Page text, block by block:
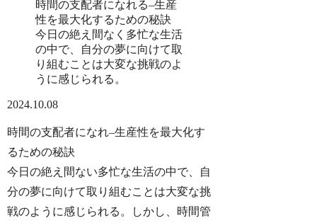
時間の支配者になれる–生産
性を最大化するための秘訣
今日の絶え間なく多忙な生活
の中で、自分の夢に向けて取
り組むことは大変な挑戦のよ
うに感じられる。
2024.10.08
時間の支配者になれ–生産性を最大化す
るための秘訣
今日の絶え間ない多忙な生活の中で、自
分の夢に向けて取り組むことは大変な挑
戦のように感じられる。しかし、時間管